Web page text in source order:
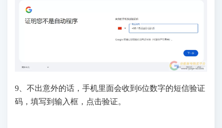
9、不出意外的话，手机里面会收到6位数字的短信验证
码，填写到输入框，点击验证。